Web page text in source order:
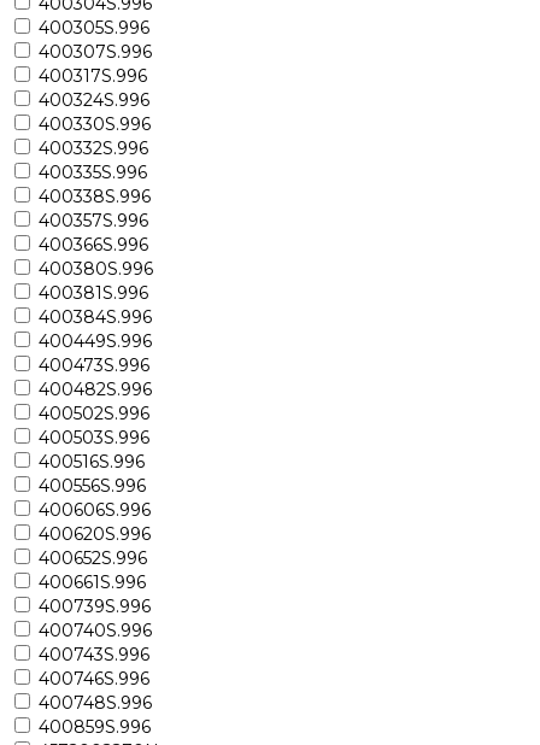
400305S.996
400307S.996
400317S.996
400324S.996
400330S.996
400332S.996
400335S.996
400338S.996
400357S.996
400366S.996
400380S.996
400381S.996
400384S.996
400449S.996
400473S.996
400482S.996
400502S.996
400503S.996
400516S.996
400556S.996
400606S.996
400620S.996
400652S.996
400661S.996
400739S.996
400740S.996
400743S.996
400746S.996
400748S.996
400859S.996